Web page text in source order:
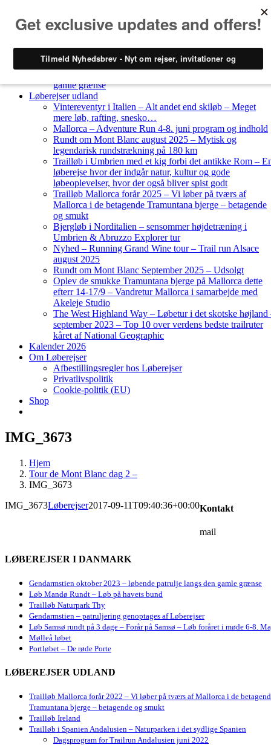
Løberejser Danmark
gamle grænse
Løberejser udland
Vintereventyr i Italien – Alt andet end skiløb – Meget
mere løb, rafting, snesko…
Mallorca – Adventure Run 4-8. juni program og indhold
Rundt om Mont Blanc august 2025 – Mytisk og
legendarisk rundstrækning på 180 km
Trailløb i Umbrien med et kig forbi det antikke Rom –
løberejse hvor der indgår natur, kultur og gode
løbeoplevelser, hvor der også bliver spist godt
Trailløb Mallorca forår 2025 – Vi løber på tværs af
Mallorca i de betagende Tramuntana bjerge – betagende
og smukt
Bjergløb i Norditalien – sensommer højdetræning i
Umbrien & Abruzzo Explorer tur
Nyhed – Running Grand Wine tour – Trail run Alsace
august 2025
Rundt om Mont Blanc September 2025 – Udsolgt
Oplev de smukke Tramuntana bjerge på Mallorca dette
efterr 14-17/9 – Vandretur Mallorca i samarbejde med
Akeleje Studio
The West Highland Way – Løbetur i det skotske højland
september 2023 – Top 10 over verdens bedste trailruter
kåret af National Geographic
Kalender 2026
Om Løberejser
Afbestillingsregler hos Løberejser
Privatlivspolitik
Cookie-politik (EU)
Shop
IMG_3673
Hjem
Tour de Mont Blanc dag 2 –
IMG_3673
IMG_3673Løberejser2017-09-11T09:40:36+00:00
LØBEREJSER I DANMARK
Gendarmstien oktober 2023 – løbende patrulje langs den gamle grænse
Løb Mandø Rundt – Løb på havets bund
Trailløb Naturpark Thy
Gendarmstien – patruljering genoptages af Løberejser
Løb Samsø rundt på 3 dage – Forår på Samsø – Løb foråret i møde 6-8.
Mølleå løbet
Portløbet – De røde Porte
LØBEREJSER UDLAND
Trailløb Mallorca forår 2022 – Vi løber på tværs af Mallorca i de
Tramuntana bjerge – betagende og smukt
Trailløb Ireland
Trailløb i Spanien Andalusien – Naturparken i det sydlige Spanien
Dagsprogram for Trailrun Andalusien juni 2022
Kontakt
mail